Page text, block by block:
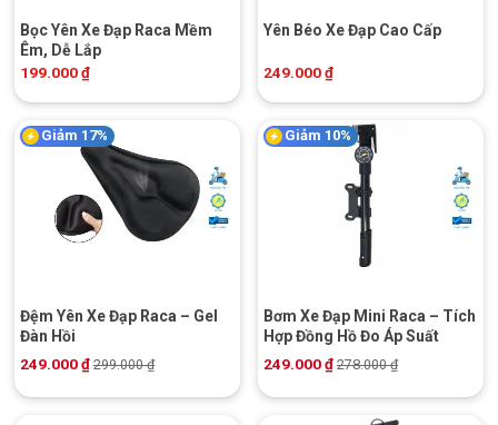
Bọc Yên Xe Đạp Raca Mềm
Êm, Dễ Lắp
199.000₫
Yên Béo Xe Đạp Cao Cấp
249.000₫
Giảm 17%
Đệm Yên Xe Đạp Raca – Gel
Đàn Hồi
249.000₫ 299.000₫
Giảm 10%
Bơm Xe Đạp Mini Raca – Tích
Hợp Đồng Hồ Đo Áp Suất
249.000₫ 278.000₫